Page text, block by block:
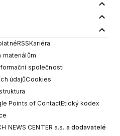
RSSKariéra
materiálům
společnosti
údajůCookies
Points of ContactEtický kodex
NEWS CENTER a.s. a dodavatelé